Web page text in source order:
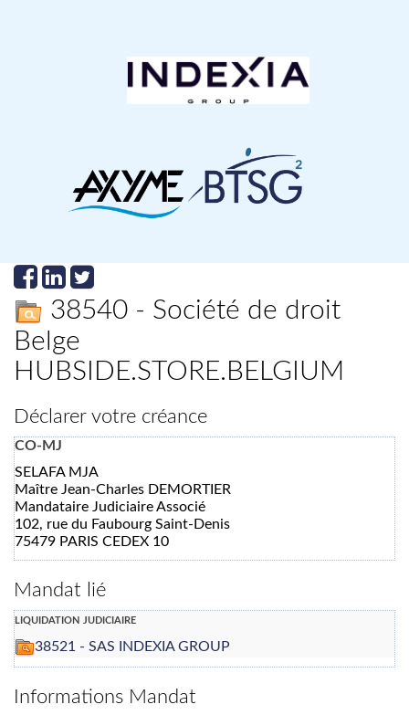
38540 - Société de droit
Belge
HUBSIDE.STORE.BELGIUM
Déclarer votre créance
CO-MJ
SELAFA MJA
Maître Jean-Charles DEMORTIER
Mandataire Judiciaire Associé
102, rue du Faubourg Saint-Denis
75479 PARIS CEDEX 10
Mandat lié
liquidation judiciaire
38521 - SAS INDEXIA GROUP
Informations Mandat